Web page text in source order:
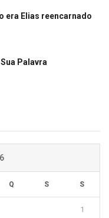
era Elias reencarnado
Palavra
Q S S
1